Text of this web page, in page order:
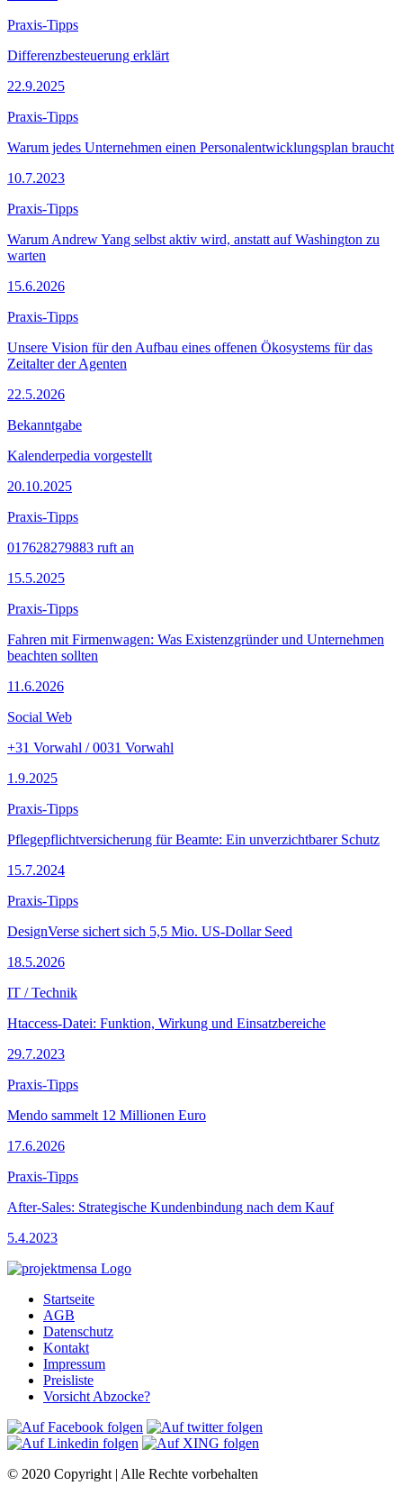
Praxis-Tipps
Differenzbesteuerung erklärt
22.9.2025
Praxis-Tipps
Warum jedes Unternehmen einen Personalentwicklungsplan braucht
10.7.2023
Praxis-Tipps
Warum Andrew Yang selbst aktiv wird, anstatt auf Washington zu
warten
15.6.2026
Praxis-Tipps
Unsere Vision für den Aufbau eines offenen Ökosystems für das
Zeitalter der Agenten
22.5.2026
Bekanntgabe
Kalenderpedia vorgestellt
20.10.2025
Praxis-Tipps
017628279883 ruft an
15.5.2025
Praxis-Tipps
Fahren mit Firmenwagen: Was Existenzgründer und Unternehmen
beachten sollten
11.6.2026
Social Web
+31 Vorwahl / 0031 Vorwahl
1.9.2025
Praxis-Tipps
Pflegepflichtversicherung für Beamte: Ein unverzichtbarer Schutz
15.7.2024
Praxis-Tipps
DesignVerse sichert sich 5,5 Mio. US-Dollar Seed
18.5.2026
IT / Technik
Htaccess-Datei: Funktion, Wirkung und Einsatzbereiche
29.7.2023
Praxis-Tipps
Mendo sammelt 12 Millionen Euro
17.6.2026
Praxis-Tipps
After-Sales: Strategische Kundenbindung nach dem Kauf
5.4.2023
Startseite
AGB
Datenschutz
Kontakt
Impressum
Preisliste
Vorsicht Abzocke?
© 2020 Copyright | Alle Rechte vorbehalten